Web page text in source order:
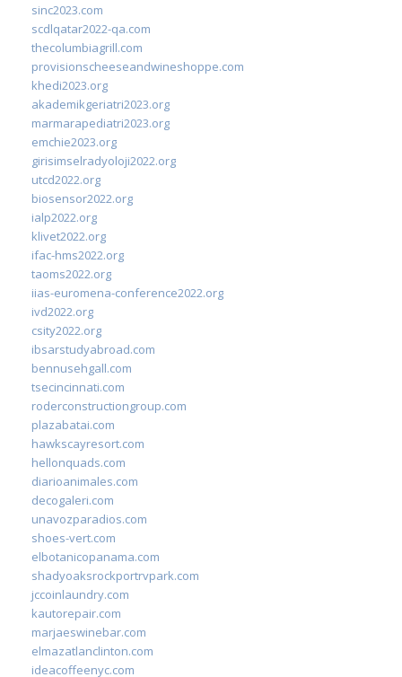
sinc2023.com
scdlqatar2022-qa.com
thecolumbiagrill.com
provisionscheeseandwineshoppe.com
khedi2023.org
akademikgeriatri2023.org
marmarapediatri2023.org
emchie2023.org
girisimselradyoloji2022.org
utcd2022.org
biosensor2022.org
ialp2022.org
klivet2022.org
ifac-hms2022.org
taoms2022.org
iias-euromena-conference2022.org
ivd2022.org
csity2022.org
ibsarstudyabroad.com
bennusehgall.com
tsecincinnati.com
roderconstructiongroup.com
plazabatai.com
hawkscayresort.com
hellonquads.com
diarioanimales.com
decogaleri.com
unavozparadios.com
shoes-vert.com
elbotanicopanama.com
shadyoaksrockportrvpark.com
jccoinlaundry.com
kautorepair.com
marjaeswinebar.com
elmazatlanclinton.com
ideacoffeenyc.com